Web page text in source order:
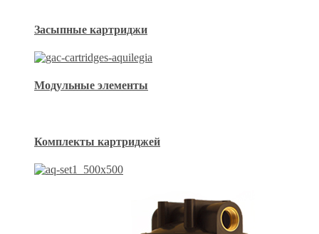
Засыпные картриджи
Модульные элементы
Комплекты картриджей